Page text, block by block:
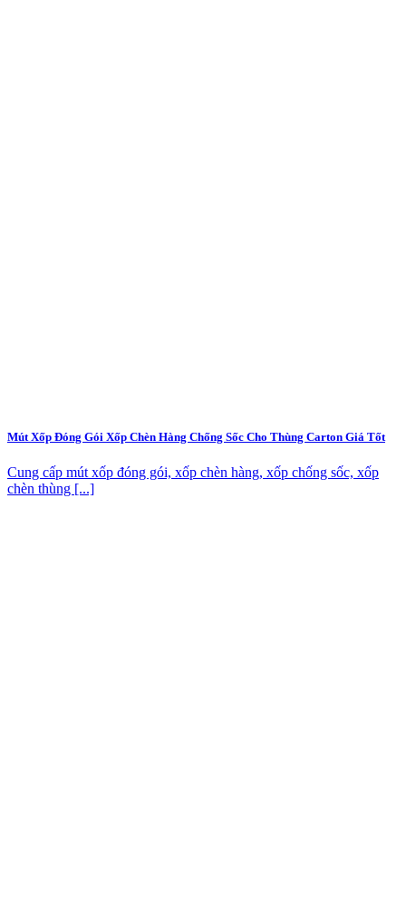
Mút Xốp Đóng Gói Xốp Chèn Hàng Chống Sốc Cho Thùng Carton Giá Tốt
Cung cấp mút xốp đóng gói, xốp chèn hàng, xốp chống sốc, xốp
chèn thùng [...]